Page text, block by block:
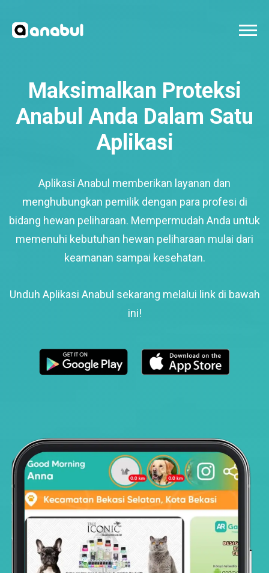
Maksimalkan Proteksi
Anabul Anda Dalam Satu
Aplikasi
Aplikasi Anabul memberikan layanan dan
menghubungkan pemilik dengan para profesi di
bidang hewan peliharaan. Mempermudah Anda untuk
memenuhi kebutuhan hewan peliharaan mulai dari
keamanan sampai kesehatan.
Unduh Aplikasi Anabul sekarang melalui link di bawah
ini!